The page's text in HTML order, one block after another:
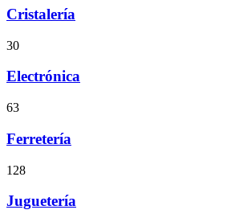
Cristalería
30
Electrónica
63
Ferretería
128
Juguetería